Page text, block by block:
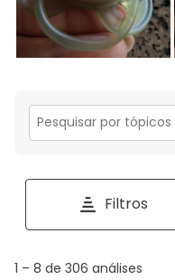
Secção
Filtros
11 – 8 de 306 análises